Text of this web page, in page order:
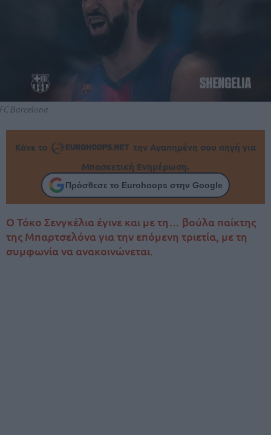
Barcelona
Κάνε το
την Αγαπημένη σου πηγή για
Μπασκετική Ενημέρωση.
Πρόσθεσε το Eurohoops στην Google
Ο Τόκο Σενγκέλια έγινε και με τη… βούλα παίκτης
της Μπαρτσελόνα για την επόμενη τριετία, με τη
συμφωνία να ανακοινώνεται.